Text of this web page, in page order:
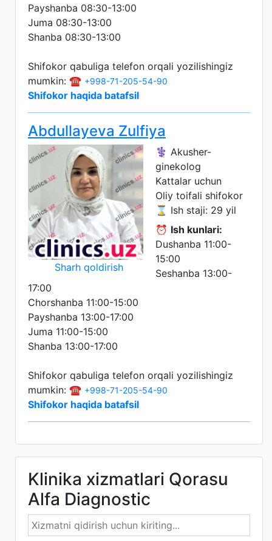
Payshanba 08:30-13:00
Juma 08:30-13:00
Shanba 08:30-13:00
Shifokor qabuliga telefon orqali yozilishingiz
mumkin: ☎️ +998-71-205-54-90
Shifokor haqida batafsil
Abdullayeva Zulfiya
Sharh qoldirish
⚕️ Akusher-
ginekolog
Kattalar uchun
Oliy toifali shifokor
⌛ Ish staji: 29 yil
⏰ Ish kunlari:
Dushanba 11:00-
15:00
Seshanba 13:00-
17:00
Chorshanba 11:00-15:00
Payshanba 13:00-17:00
Juma 11:00-15:00
Shanba 13:00-17:00
Shifokor qabuliga telefon orqali yozilishingiz
mumkin: ☎️ +998-71-205-54-90
Shifokor haqida batafsil
Klinika xizmatlari Qorasu
Alfa Diagnostic